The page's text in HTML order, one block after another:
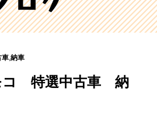
車,納車
特選中古車 納